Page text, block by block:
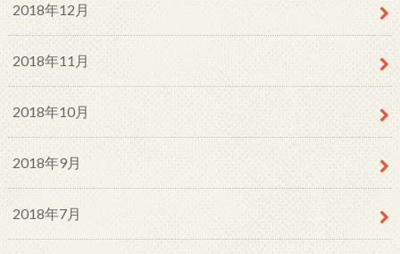
2018年12月
2018年11月
2018年10月
2018年9月
2018年7月